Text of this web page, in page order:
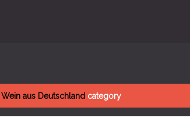
Wein aus Deutschland category